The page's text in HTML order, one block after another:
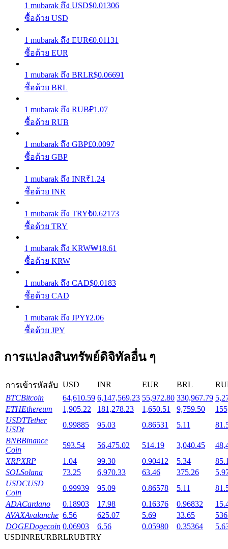
รับรางวัลการแข่งขันทุกวัน
การปักหลัก
ผลตอบแทนสูงและเข้าถึงได้ทันที
Launchpool
การล็อค BTR
การลงทุนพิเศษสำหรับผู้ถือ BTR
เงินกู้
บริการยืมเงินที่ได้รับการสนับสนุนจาก Crypto
1 mubarak ถึง USD$0.01306
ซื้อด้วย USD
1 mubarak ถึง EUR€0.01131
ซื้อด้วย EUR
1 mubarak ถึง BRLR$0.06691
ซื้อด้วย BRL
1 mubarak ถึง RUB₽1.07
ซื้อด้วย RUB
1 mubarak ถึง GBP£0.0097
ซื้อด้วย GBP
1 mubarak ถึง INR₹1.24
ซื้อด้วย INR
1 mubarak ถึง TRY₺0.62173
ซื้อด้วย TRY
1 mubarak ถึง KRW₩18.61
ซื้อด้วย KRW
1 mubarak ถึง CAD$0.0183
ซื้อด้วย CAD
1 mubarak ถึง JPY¥2.06
ซื้อด้วย JPY
การแปลงสินทรัพย์ดิจิทัลอื่น ๆ
การเข้ารหัสลับ USD INR EUR BRL
BTCBitcoin 64,610.59 6,147,569.23 55,972.80 330,967.79
ETHEthereum 1,905.22 181,278.23 1,650.51 9,759.50
USDTTether
USDt
0.99885 95.03 0.86531 5.11
BNBBinance
Coin
593.54 56,475.02 514.19 3,040.45
XRPXRP 1.04 99.30 0.90412 5.34
SOLSolana 73.25 6,970.33 63.46 375.26
USDCUSD
Coin
0.99939 95.09 0.86578 5.11
ADACardano 0.18903 17.98 0.16376 0.96832
AVAXAvalanche 6.56 625.07 5.69 33.65
DOGEDogecoin 0.06903 6.56 0.05980 0.35364
USDINREURBRLRUBTRY